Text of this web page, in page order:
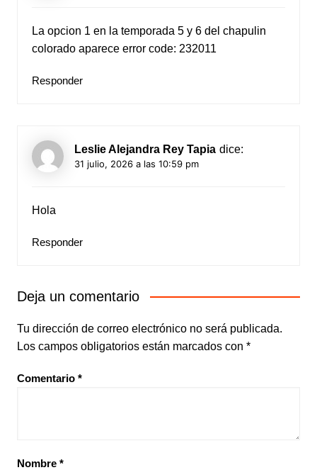
La opcion 1 en la temporada 5 y 6 del chapulin
colorado aparece error code: 232011
Responder
Leslie Alejandra Rey Tapia dice:
31 julio, 2026 a las 10:59 pm
Hola
Responder
Deja un comentario
Tu dirección de correo electrónico no será publicada.
Los campos obligatorios están marcados con *
Comentario *
Nombre *